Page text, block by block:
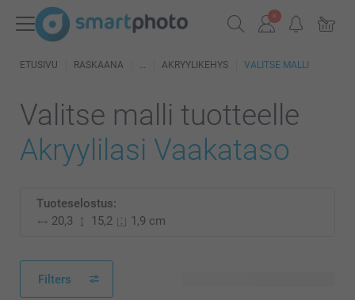
ETUSIVU RASKAANA AKRYYLIKEHYS VALITSE MALLI
Valitse malli tuotteelle
Akryylilasi Vaakataso
Tuoteselostus:
20,3
15,2 1,9 cm
Filters